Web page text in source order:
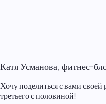
Катя Усманова, фитнес-
Хочу поделиться с вами
третьего с половиной!